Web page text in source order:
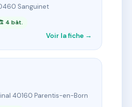
Sanguinet
4 bât.
Voir la fiche →
40160 Parentis-en-Born